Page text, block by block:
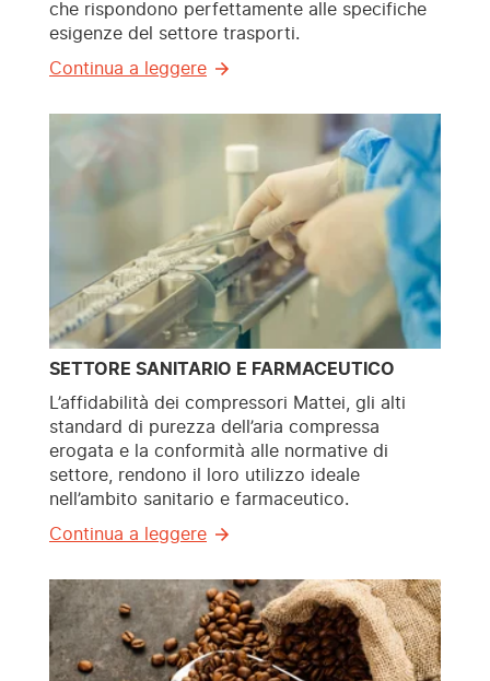
che rispondono perfettamente alle specifiche
esigenze del settore trasporti.
Continua a leggere
SETTORE SANITARIO E FARMACEUTICO
L’affidabilità dei compressori Mattei, gli alti
standard di purezza dell’aria compressa
erogata e la conformità alle normative di
settore, rendono il loro utilizzo ideale
nell’ambito sanitario e farmaceutico.
Continua a leggere